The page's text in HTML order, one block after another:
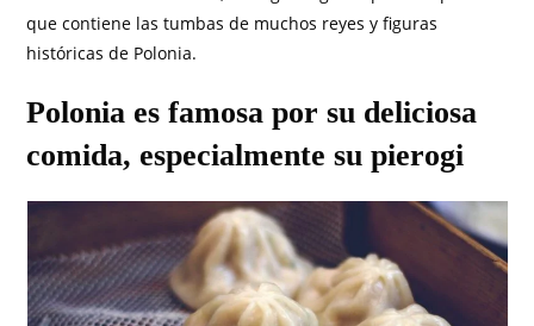
que contiene las tumbas de muchos reyes y figuras
históricas de Polonia.
Polonia es famosa por su deliciosa
comida, especialmente su pierogi